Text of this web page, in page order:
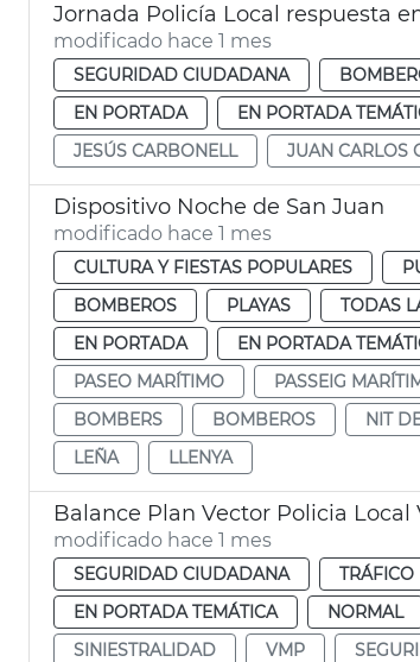
Jornada Policía Local respuesta
modificado hace 1 mes
SEGURIDAD CIUDADANA
EN PORTADA
EN PORTADA
JESÚS CARBONELL
JUAN CARLOS
Dispositivo Noche de San Juan
modificado hace 1 mes
CULTURA Y FIESTAS POPULARES
BOMBEROS
PLAYAS TODAS
EN PORTADA
EN PORTADA
PASEO MARÍTIMO
PASSEIG
BOMBERS
BOMBEROS NIT
LEÑA
LLENYA
Balance Plan Vector Policia Local
modificado hace 1 mes
SEGURIDAD CIUDADANA TRÁFICO
EN PORTADA TEMÁTICA
NORMAL
SINIESTRALIDAD
VMP